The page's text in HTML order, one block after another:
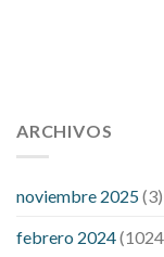
pressure 112 50
fitness trackers
high low
200 mg labetalol
ARCHIVOS
noviembre 2025(3)
febrero 2024